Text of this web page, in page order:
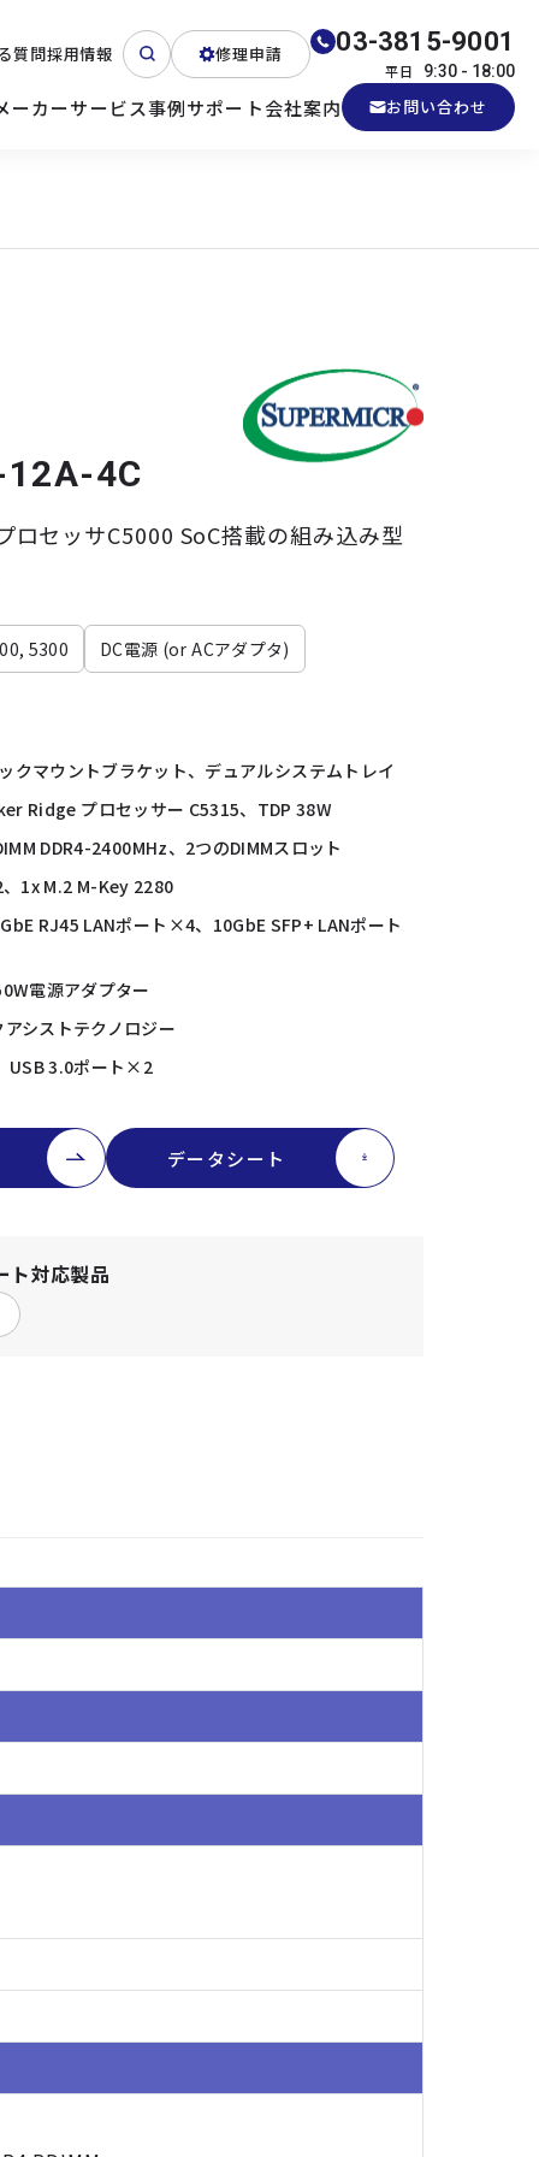
質問採用情報 修理申請 03-3815-9001
平日 9:30 - 18:00
産業用PC
ーカーサービス事例サポート会社案内 お問い合わせ
12A-4C
セッサC5000 SoC搭載の組み込み型
5300
DC電源 (or ACアダプタ)
クマウントブラケット、デュアルシステムトレイ
Ridge プロセッサー C5315、TDP 38W
DDR4-2400MHz、2つのDIMMスロット
1x M.2 M-Key 2280
RJ45 LANポート×4、10GbE SFP+ LANポート
電源アダプター
シストテクノロジー
USB 3.0ポート×2
データシート
ト対応製品